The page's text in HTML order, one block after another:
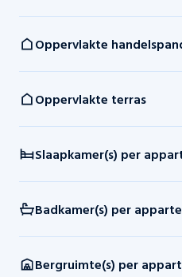
Oppervlakte
Oppervlakte terras
Slaapkamer(s) per
Badkamer(s) per
Bergruimte(s) per